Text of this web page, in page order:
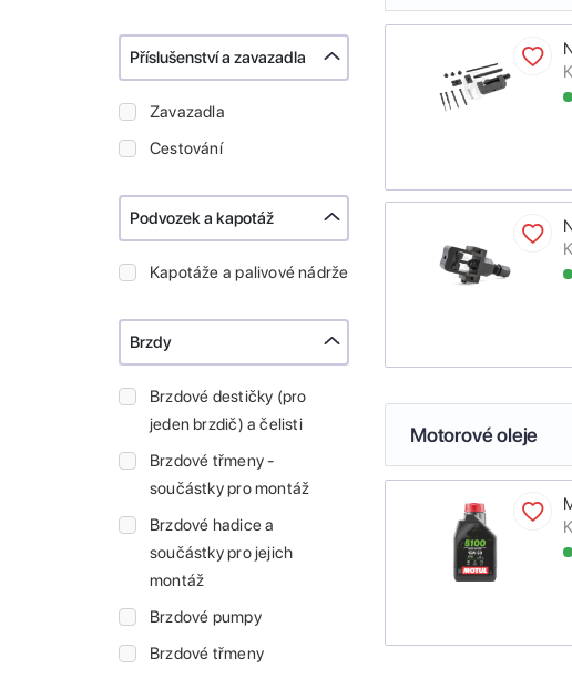
Příslušenství a zavazadla
Zavazadla
Cestování
Podvozek a kapotáž
Kapotáže a palivové nádrže
Brzdy
Brzdové destičky (pro
jeden brzdič) a čelisti
Brzdové třmeny -
součástky pro montáž
Brzdové hadice a
součástky pro jejich
montáž
Brzdové pumpy
Brzdové třmeny
Motorové oleje